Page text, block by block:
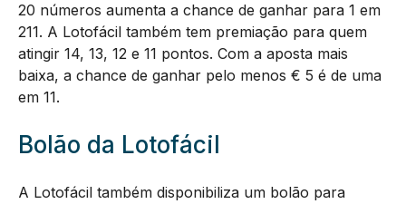
20 números aumenta a chance de ganhar para 1 em
211. A Lotofácil também tem premiação para quem
atingir 14, 13, 12 e 11 pontos. Com a aposta mais
baixa, a chance de ganhar pelo menos € 5 é de uma
em 11.
Bolão da Lotofácil
A Lotofácil também disponibiliza um bolão para